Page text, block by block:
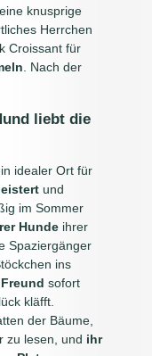
knusprige
Herrchen
Croissant für
. Nach der
liebt die
idealer Ort für
und
im Sommer
Hunde ihrer
Spaziergänger
ins
sofort
kläfft.
der Bäume,
zu lesen, und ihr